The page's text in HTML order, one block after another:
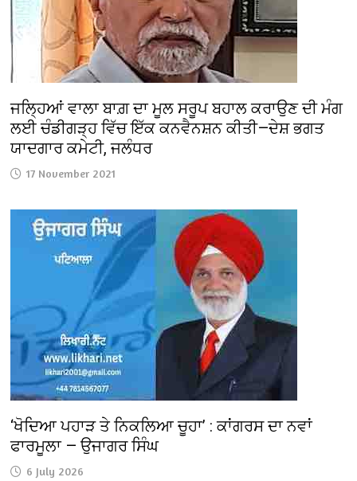
ਜਲ੍ਹਿਆਂ ਵਾਲਾ ਬਾਗ਼ ਦਾ ਮੂਲ ਸਰੂਪ ਬਹਾਲ ਕਰਾਉਣ ਦੀ ਮੰਗ
ਲਈ ਚੰਡੀਗੜ੍ਹ ਵਿੱਚ ਇੱਕ ਕਨਵੈਨਸ਼ਨ ਕੀਤੀ—ਦੇਸ਼ ਭਗਤ
ਯਾਦਗਾਰ ਕਮੇਟੀ, ਜਲੰਧਰ
17 November 2021
‘ਖੋਦਿਆ ਪਹਾੜ ਤੇ ਨਿਕਲਿਆ ਚੂਹਾ’ : ਕਾਂਗਰਸ ਦਾ ਨਵਾਂ
ਫਾਰਮੂਲਾ — ਉਜਾਗਰ ਸਿੰਘ
6 July 2026